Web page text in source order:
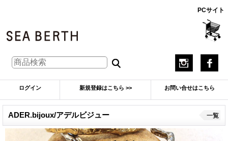
PCサイト
ログイン 新規登録はこちら >> お問い合せはこちら
ADER.bijoux/アデルビジュー 一覧